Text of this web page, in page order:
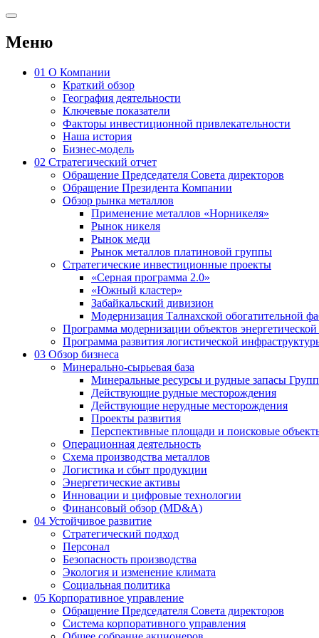
Меню
01 О Компании
Краткий обзор
География деятельности
Ключевые показатели
Факторы инвестиционной привлекательности
Наша история
Бизнес-модель
02 Стратегический отчет
Обращение Председателя Совета директоров
Обращение Президента Компании
Обзор рынка металлов
Применение металлов «Норникеля»
Рынок никеля
Рынок меди
Рынок металлов платиновой группы
Стратегические инвестиционные проекты
«Серная программа 2.0»
«Южный кластер»
Забайкальский дивизион
Модернизация Талнахской обогатительной
Программа модернизации объектов
Программа развития логистической
03 Обзор бизнеса
Минерально-сырьевая база
Минеральные ресурсы и рудные запасы
Действующие рудные месторождения
Действующие нерудные месторождения
Проекты развития
Перспективные площади и поисковые
Операционная деятельность
Схема производства металлов
Логистика и сбыт продукции
Энергетические активы
Инновации и цифровые технологии
Финансовый обзор (MD&A)
04 Устойчивое развитие
Стратегический подход
Персонал
Безопасность производства
Экология и изменение климата
Социальная политика
05 Корпоративное управление
Обращение Председателя Совета директоров
Система корпоративного управления